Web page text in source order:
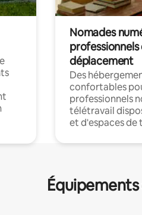
Nomades
professionnels
déplacement
Des
confortables
professionnels
télétravail
et d'espaces de